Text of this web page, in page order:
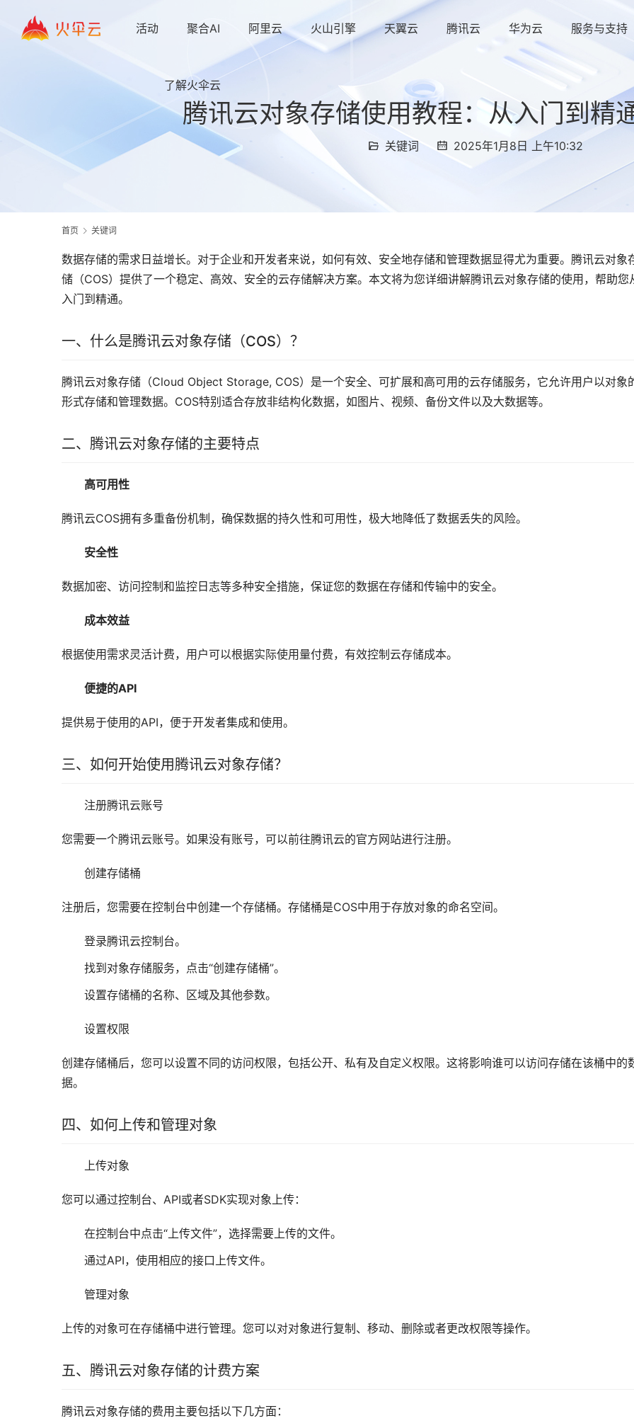
活动 聚合AI 阿里云 火山引擎 天翼云 腾讯云 华为云 服务与支持
了解火伞云
腾讯云对象存储使用教程：从入门到精
关键词 2025年1月8日 上午10:32
首页 关键词
数据存储的需求日益增长。对于企业和开发者来说，如何有效、安全地存储和管理数据显得尤为重要。腾讯云对象
储（COS）提供了一个稳定、高效、安全的云存储解决方案。本文将为您详细讲解腾讯云对象存储的使用，帮助您
入门到精通。
一、什么是腾讯云对象存储（COS）？
腾讯云对象存储（Cloud Object Storage, COS）是一个安全、可扩展和高可用的云存储服务，它允许用户以对象
形式存储和管理数据。COS特别适合存放非结构化数据，如图片、视频、备份文件以及大数据等。
二、腾讯云对象存储的主要特点
高可用性
腾讯云COS拥有多重备份机制，确保数据的持久性和可用性，极大地降低了数据丢失的风险。
安全性
数据加密、访问控制和监控日志等多种安全措施，保证您的数据在存储和传输中的安全。
成本效益
根据使用需求灵活计费，用户可以根据实际使用量付费，有效控制云存储成本。
便捷的API
提供易于使用的API，便于开发者集成和使用。
三、如何开始使用腾讯云对象存储？
注册腾讯云账号
您需要一个腾讯云账号。如果没有账号，可以前往腾讯云的官方网站进行注册。
创建存储桶
注册后，您需要在控制台中创建一个存储桶。存储桶是COS中用于存放对象的命名空间。
登录腾讯云控制台。
找到对象存储服务，点击“创建存储桶”。
设置存储桶的名称、区域及其他参数。
设置权限
创建存储桶后，您可以设置不同的访问权限，包括公开、私有及自定义权限。这将影响谁可以访问存储在该桶中的
据。
四、如何上传和管理对象
上传对象
您可以通过控制台、API或者SDK实现对象上传：
在控制台中点击“上传文件”，选择需要上传的文件。
通过API，使用相应的接口上传文件。
管理对象
上传的对象可在存储桶中进行管理。您可以对对象进行复制、移动、删除或者更改权限等操作。
五、腾讯云对象存储的计费方案
腾讯云对象存储的费用主要包括以下几方面：